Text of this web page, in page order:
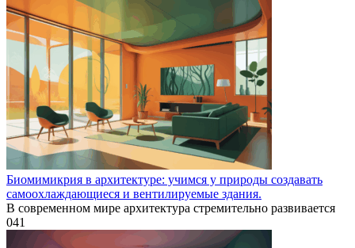
Биомимикрия в архитектуре: учимся у природы создавать
самоохлаждающиеся и вентилируемые здания.
В современном мире архитектура стремительно развивается
041